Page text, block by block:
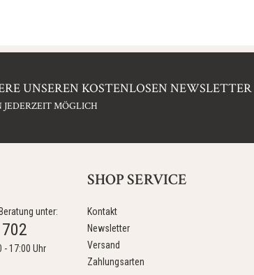
UNSEREN KOSTENLOSEN
JEDERZEIT MÖGLICH
unter:
- 17:00 Uhr
SHOP SERVICE
Kontakt
Newsletter
Versand
Zahlungsarten